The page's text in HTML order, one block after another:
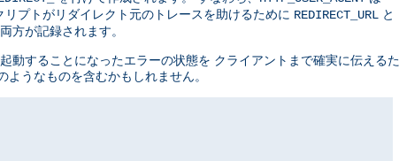
プトがリダイレクト元のトレースを助けるために REDIRECT_URL と
方が記録されます。
することになったエラーの状態を クライアントまで確実に伝える
うなものを含むかもしれません。